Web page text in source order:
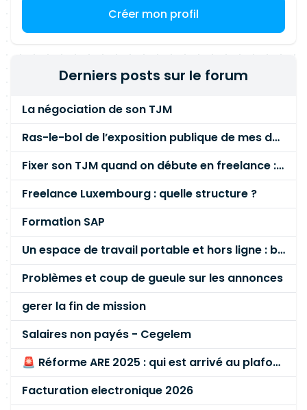
Créer mon profil
Derniers posts sur le forum
La négociation de son TJM
Ras-le-bol de l’exposition publique de mes données personnelles liées à mon entreprise
Fixer son TJM quand on débute en freelance : la méthode mathématique (et pas au feeling) 🛑
Freelance Luxembourg : quelle structure ?
Formation SAP
Un espace de travail portable et hors ligne : besoin réel ou fausse bonne idée ?
Problèmes et coup de gueule sur les annonces
gerer la fin de mission
Salaires non payés - Cegelem
🚨 Réforme ARE 2025 : qui est arrivé au plafond des 60 % en gardant son entreprise ?
Facturation electronique 2026